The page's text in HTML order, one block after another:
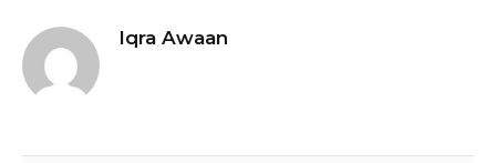
Iqra Awaan